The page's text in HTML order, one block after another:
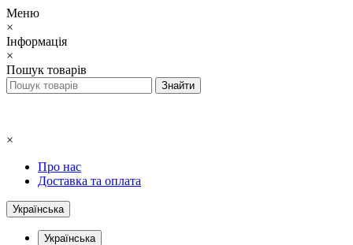
Меню
×
Інформація
×
Пошук товарів
×
Про нас
Доставка та оплата
Українська
Українська